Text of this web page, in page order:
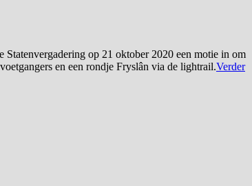
op 21 oktober 2020 een motie in om
en een rondje Fryslân via de lightrail.Verder